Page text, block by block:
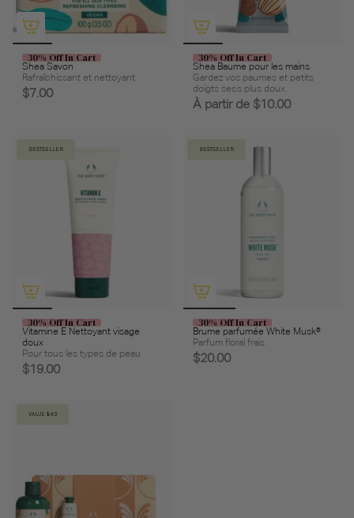
30% Off In Cart
Shea Savon
Rafraîchissant et nettoyant
$7.00
30% Off In Cart
Shea Baume pour les mains
Gardez vos paumes et petits
doigts secs plus doux.
À partir de $10.00
BESTSELLER
30% Off In Cart
Vitamine E Nettoyant visage
doux
Pour tous les types de peau
$19.00
BESTSELLER
30% Off In Cart
Brume parfumée White Musk®
Parfum floral frais
$20.00
VALUE $43